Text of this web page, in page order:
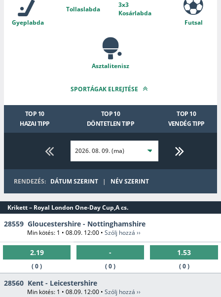
Gyeplabda
Tollaslabda
3x3
Kosárlabda
Futsal
Asztalitenisz
SPORTÁGAK ELREJTÉSE
TOP 10
HAZAI TIPP
TOP 10
DÖNTETLEN TIPP
TOP 10
VENDÉG TIPP
RENDEZÉS: DÁTUM SZERINT | NÉV SZERINT
Krikett – Royal London One-Day Cup,A cs.
28559 Gloucestershire - Nottinghamshire
Min kötés: 1 • 08.09. 12:00 • Szólj hozzá ››
2.19
( 0 )
-
( 0 )
1.53
( 0 )
28560 Kent - Leicestershire
Min kötés: 1 • 08.09. 12:00 • Szólj hozzá ››